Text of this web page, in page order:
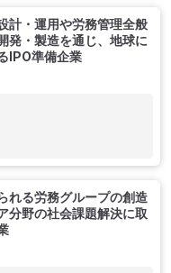
計・運用や労務管理全般
発・製造を通じ、地球に
IPO準備企業
れる労務グループの創造
分野の社会課題解決に取